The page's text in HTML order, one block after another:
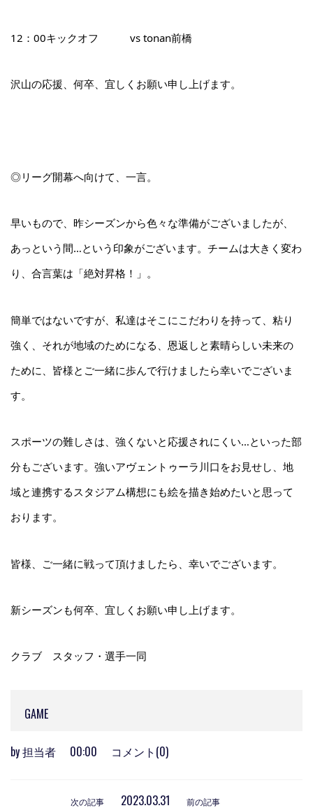
12：00キックオフ vs tonan前橋
沢山の応援、何卒、宜しくお願い申し上げます。
◎リーグ開幕へ向けて、一言。
早いもので、昨シーズンから色々な準備がございましたが、
あっという間…という印象がございます。チームは大きく変わ
り、合言葉は「絶対昇格！」。
簡単ではないですが、私達はそこにこだわりを持って、粘り
強く、それが地域のためになる、恩返しと素晴らしい未来の
ために、皆様とご一緒に歩んで行けましたら幸いでございま
す。
スポーツの難しさは、強くないと応援されにくい…といった部
分もございます。強いアヴェントゥーラ川口をお見せし、地
域と連携するスタジアム構想にも絵を描き始めたいと思って
おります。
皆様、ご一緒に戦って頂けましたら、幸いでございます。
新シーズンも何卒、宜しくお願い申し上げます。
クラブ スタッフ・選手一同
GAME
by担当者 00:00 コメント(0)
次の記事 2023.03.31 前の記事